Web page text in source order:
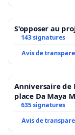
S'opposer au
143 signatures
Avis de
Anniversaire de
place Da Maya M
635 signatures
Avis de